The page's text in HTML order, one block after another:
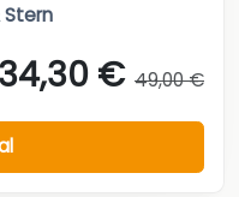
Stern
34,30 € 49,00 €